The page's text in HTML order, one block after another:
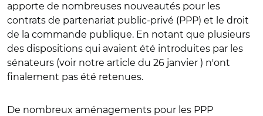
apporte de nombreuses nouveautés pour les
contrats de partenariat public-privé (PPP) et le droit
de la commande publique. En notant que plusieurs
des dispositions qui avaient été introduites par les
sénateurs (voir notre article du 26 janvier ) n'ont
finalement pas été retenues.
De nombreux aménagements pour les PPP